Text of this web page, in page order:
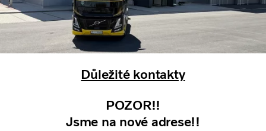
Důležité kontakty
POZOR!!
Jsme na nové adrese!!